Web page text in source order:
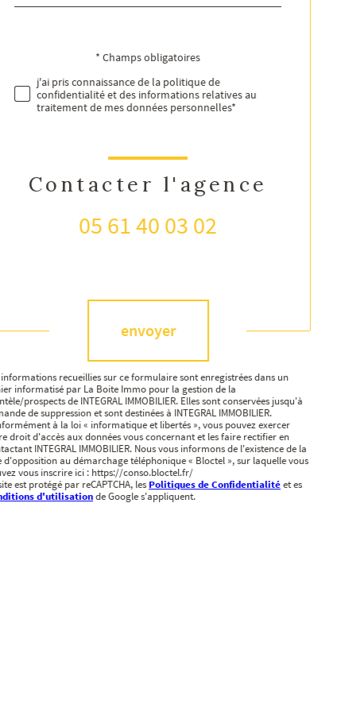
défaut
Validation* Champs obligatoires
j'ai pris connaissance de la politique de
confidentialité et des informations relatives au
traitement de mes données personnelles*
Contacter l'agence
05 61 40 03 02
envoyer
informations recueillies sur ce formulaire sont enregistrées dans un
informatisé par La Boite Immo pour la gestion de la
prospects de INTEGRAL IMMOBILIER. Elles sont conservées jusqu'à
de suppression et sont destinées à INTEGRAL IMMOBILIER.
à la loi « informatique et libertés », vous pouvez exercer
droit d'accès aux données vous concernant et les faire rectifier en
INTEGRAL IMMOBILIER. Nous vous informons de l'existence de la
d'opposition au démarchage téléphonique « Bloctel », sur laquelle vous
vous inscrire ici : https://conso.bloctel.fr/
est protégé par reCAPTCHA, les Politiques de Confidentialité et es
d'utilisationde Google s'appliquent.